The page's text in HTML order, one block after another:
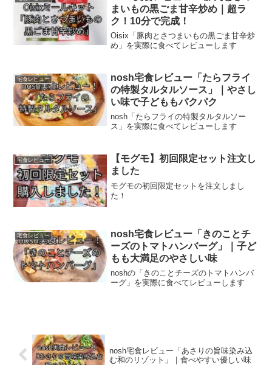
まいもの黒ごま甘辛炒め｜超ラ
ク！10分で完成！
Oisix「豚肉とさつまいもの黒ごま甘辛炒
め」を実際に食べてレビューします
宅食レビュー
nosh宅食レビュー「たらフライ
の特製タルタルソース」｜やさし
い味で子どももパクパク
nosh「たらフライの特製タルタルソー
ス」を実際に食べてレビューします
宅食レビュー
【モグモ】初回限定セット注文し
ました
モグモの初回限定セットを注文しまし
た！
宅食レビュー
nosh宅食レビュー「きのことチ
ーズのトマトハンバーグ」｜子ど
もも大満足のやさしい味
noshの「きのことチーズのトマトハンバ
ーグ」を実際に食べてレビューします
nosh宅食レビュー「あさりの旨味染み込
む和のリゾット」｜食べやすい優しい味